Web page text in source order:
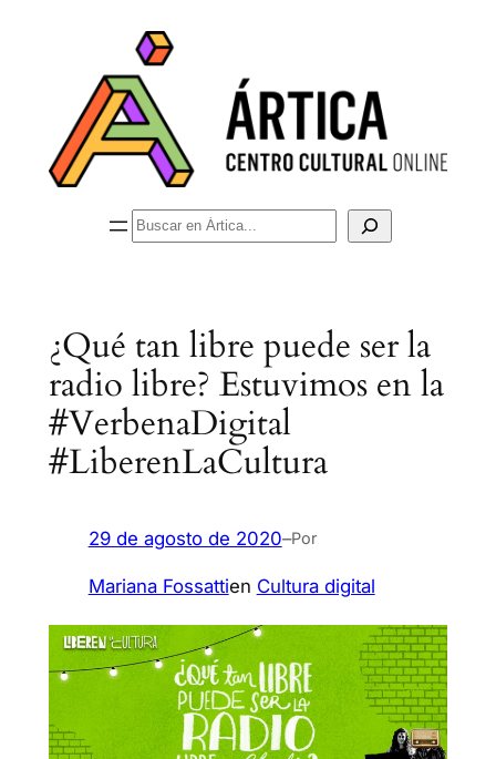
Buscar
¿Qué tan libre puede ser la
radio libre? Estuvimos en la
#VerbenaDigital
#LiberenLaCultura
29 de agosto de 2020–Por
Mariana Fossattien Cultura digital